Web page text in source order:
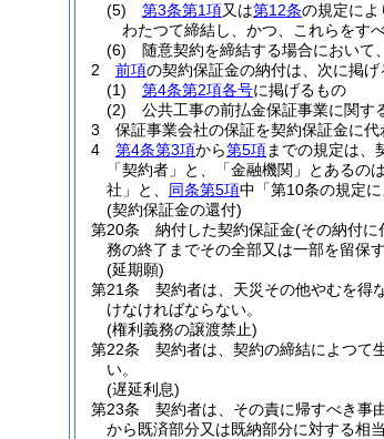
(5)
第3条第1項又は第12条の規定によ
わたつて締結し、かつ、これらをす
(6)
随意契約を締結する場合におい
2
前項の契約保証金の納付は、次に掲
(1)
第4条第2項各号に掲げるもの
(2)
公共工事の前払金保証事業に関す
3
保証事業会社の保証を契約保証金に
4
第4条第3項から第5項までの規定は、
「契約者」と、「金融機関」とあるの
社」と、 同条第5項中「第10条の規定
(契約保証金の還付)
第20条
納付した契約保証金(その納付に
務の終了までその全部又は一部を留保
(延期願)
第21条
契約者は、天災その他やむを得
けなければならない。
(権利義務の譲渡禁止)
第22条
契約者は、契約の締結によつて
い。
(遅延利息)
第23条
契約者は、その責に帰すべき事
から既済部分又は既納部分に対する相